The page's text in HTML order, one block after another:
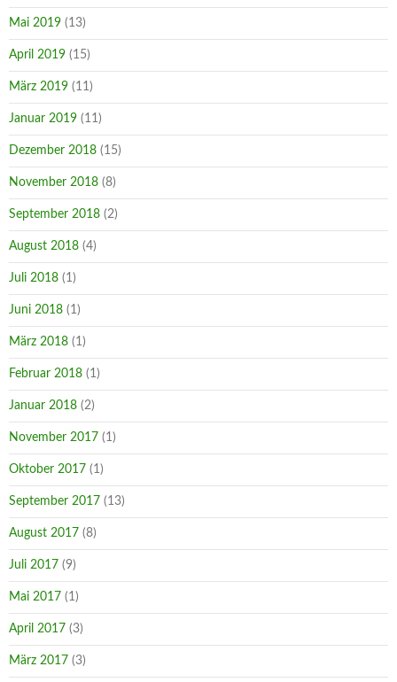
Mai 2019 (13)
April 2019 (15)
März 2019 (11)
Januar 2019 (11)
Dezember 2018 (15)
November 2018 (8)
September 2018 (2)
August 2018 (4)
Juli 2018 (1)
Juni 2018 (1)
März 2018 (1)
Februar 2018 (1)
Januar 2018 (2)
November 2017 (1)
Oktober 2017 (1)
September 2017 (13)
August 2017 (8)
Juli 2017 (9)
Mai 2017 (1)
April 2017 (3)
März 2017 (3)